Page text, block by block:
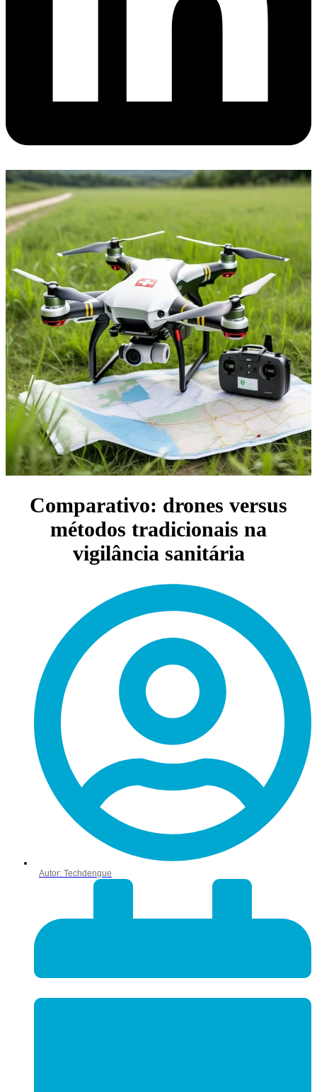
Comparativo: drones versus
métodos tradicionais na
vigilância sanitária
Autor: Techdengue